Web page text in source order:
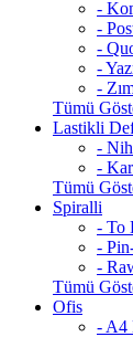
-
-
-
-
-
Tümü
Lastikli
-
-
Tümü
Spiralli
- To
-
-
Tümü
Ofis
- A4